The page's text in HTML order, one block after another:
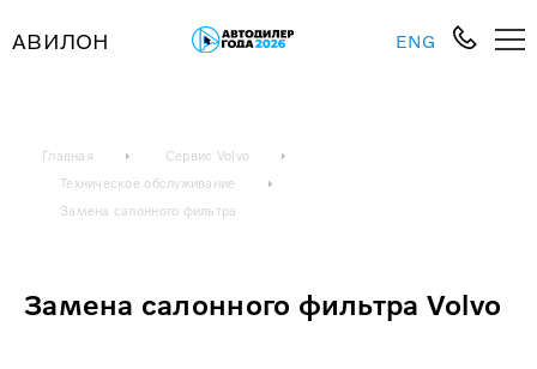
АВИЛОН ENG
Главная
Сервис Volvo
Техническое обслуживание
Замена салонного фильтра
Замена салонного фильтра Volvo